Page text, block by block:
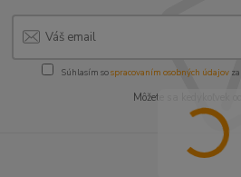
Súhlasím sospracovaním osobných údajov
Môžete sa kedykoľvek